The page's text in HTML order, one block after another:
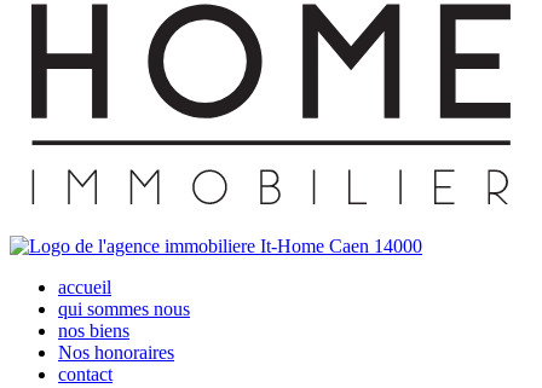
accueil
qui sommes nous
nos biens
Nos honoraires
contact